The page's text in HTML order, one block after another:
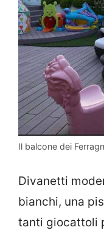
Il balcone dei
Divanetti
bianchi, una
tanti giocattoli